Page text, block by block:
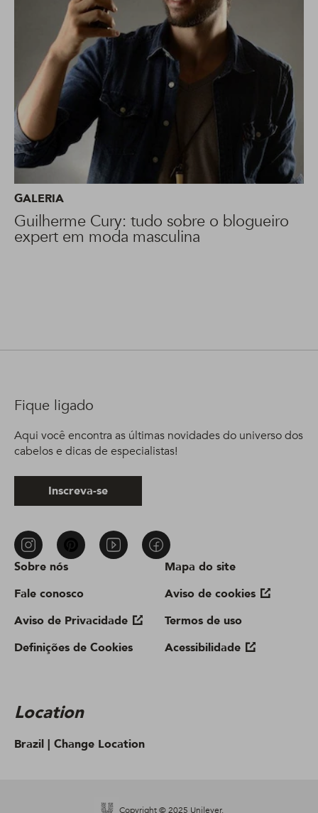
GALERIA
Guilherme Cury: tudo sobre o blogueiro
expert em moda masculina
Sobre nós
Fale conosco
Aviso de Privacidade
Definições de Cookies
Mapa do site
Aviso de cookies
Termos de uso
Acessibilidade
Location
Brazil | Change Location
Fique ligado
Aqui você encontra as últimas novidades do universo dos
cabelos e dicas de especialistas!
Inscreva-se
Copyright © 2025 Unilever.